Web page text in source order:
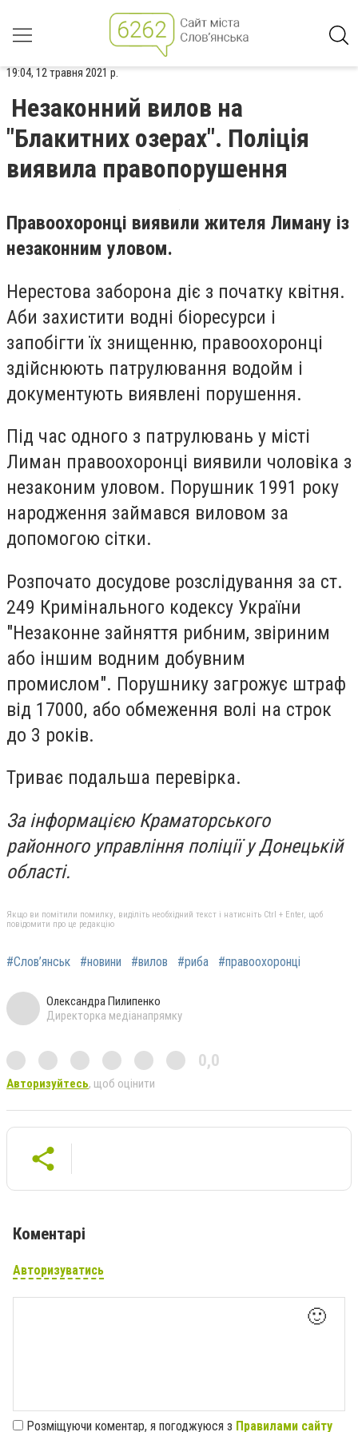
19:04, 12 травня 2021 р.
Незаконний вилов на
"Блакитних озерах". Поліція
виявила правопорушення
Правоохоронці виявили жителя Лиману із
незаконним уловом.
Нерестова заборона діє з початку квітня.
Аби захистити водні біоресурси і
запобігти їх знищенню, правоохоронці
здійснюють патрулювання водойм і
документують виявлені порушення.
Під час одного з патрулювань у місті
Лиман правоохоронці виявили чоловіка з
незаконим уловом. Порушник 1991 року
народження займався виловом за
допомогою сітки.
Розпочато досудове розслідування за ст.
249 Кримінального кодексу України
"Незаконне зайняття рибним, звіриним
або іншим водним добувним
промислом". Порушнику загрожує штраф
від 17000, або обмеження волі на строк
до 3 років.
Триває подальша перевірка.
За інформацією Краматорського
районного управління поліції у Донецькій
області.
Якщо ви помітили помилку, виділіть необхідний текст і натисніть Ctrl + Enter, щоб
повідомити про це редакцію
#Слов’янськ #новини #вилов #риба #правоохоронці
Олександра Пилипенко
Директорка медіанапрямку
0,0
Авторизуйтесь, щоб оцінити
Коментарі
Авторизуватись
🙂
Розміщуючи коментар, я погоджуюся з Правилами сайту